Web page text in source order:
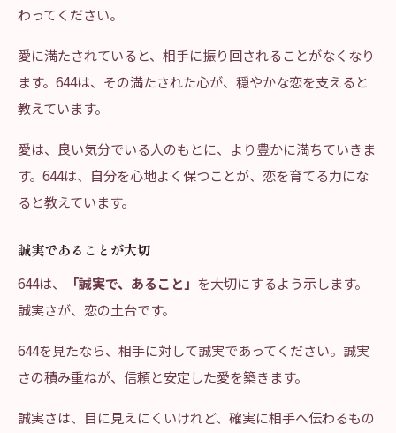
わってください。
愛に満たされていると、相手に振り回されることがなくなり
ます。644は、その満たされた心が、穏やかな恋を支えると
教えています。
愛は、良い気分でいる人のもとに、より豊かに満ちていきま
す。644は、自分を心地よく保つことが、恋を育てる力にな
ると教えています。
誠実であることが大切
644は、
「誠実で、あること」 を大切にするよう示します。
誠実さが、恋の土台です。
644を見たなら、相手に対して誠実であってください。誠実
さの積み重ねが、信頼と安定した愛を築きます。
誠実さは、目に見えにくいけれど、確実に相手へ伝わるもの